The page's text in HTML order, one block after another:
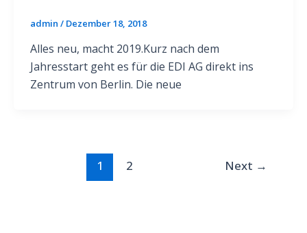
admin / Dezember 18, 2018
Alles neu, macht 2019.Kurz nach dem
Jahresstart geht es für die EDI AG direkt ins
Zentrum von Berlin. Die neue
1 2 Next →